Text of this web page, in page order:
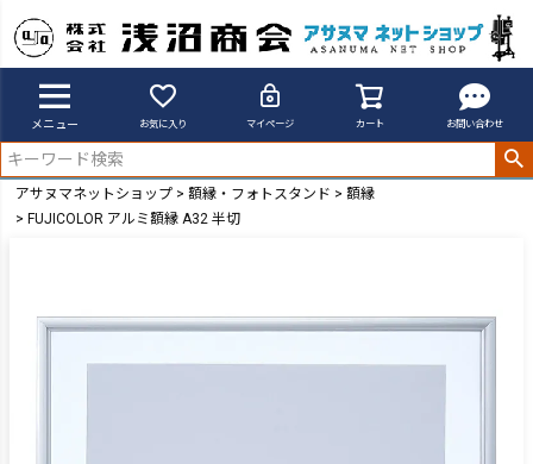
メニュー お気に入り マイページ カート お問い合わせ
アサヌマネットショップ 額縁・フォトスタンド
額縁
FUJICOLOR アルミ額縁 A32 半切